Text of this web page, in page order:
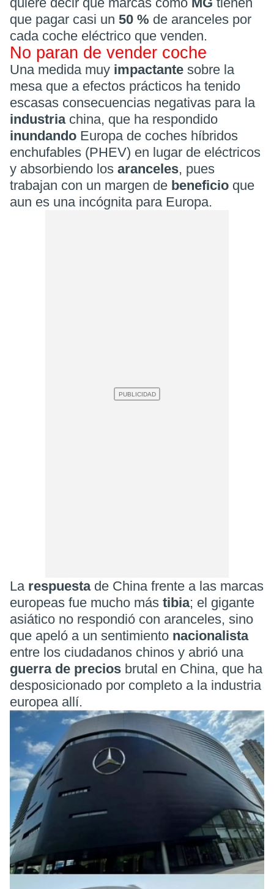
que pagar casi un 50 % de aranceles por
cada coche eléctrico que venden.
No paran de vender coche
Una medida muy impactante sobre la
mesa que a efectos prácticos ha tenido
escasas consecuencias negativas para la
industria china, que ha respondido
inundando Europa de coches híbridos
enchufables (PHEV) en lugar de eléctricos
y absorbiendo los aranceles, pues
trabajan con un margen de beneficio que
aun es una incógnita para Europa.
La respuesta de China frente a las marcas
europeas fue mucho más tibia; el gigante
asiático no respondió con aranceles, sino
que apeló a un sentimiento nacionalista
entre los ciudadanos chinos y abrió una
guerra de precios brutal en China, que ha
desposicionado por completo a la industria
europea allí.